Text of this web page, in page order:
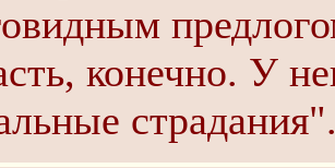
конечно. У